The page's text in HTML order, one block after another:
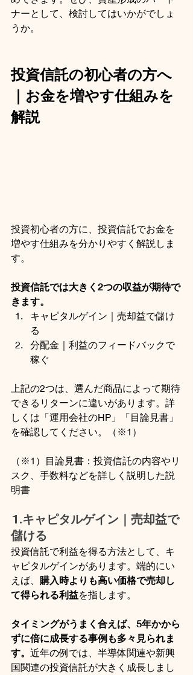
ナーとして、検討してはいかがでしょ
うか。
投資信託の初心者の方へ
｜お金を増やす仕組みを
解説
投資初心者の方に、投資信託でお金を
増やす仕組みを分かりやすく解説しま
す。
投資信託では大きく2つの収益が期待で
きます。
キャピタルゲイン｜売却益で儲け
る
分配金｜利益のフィードバックで
稼ぐ
上記の2つは、選んだ商品によって期待
できるリターンに違いがあります。詳
しくは「運用会社のHP」「目論見書」
を確認してください。（※1）
（※1）目論見書：投資信託の内容やリ
スク、手数料などを詳しく説明した説
明書
1.キャピタルゲイン｜売却益で
儲ける
投資信託で利益を得る方法として、キ
ャピタルゲインがあります。端的にい
えば、 購入時よりも高い価格で売却し
て得られる利益を指します。
タイミングがうまく合えば、5年かから
ずに倍に成長する事例も多々見られま
す。 近年の例では、半導体関連や新興
国関連の投資信託が大きく成長しまし